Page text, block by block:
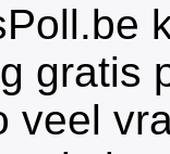
gratis
veel